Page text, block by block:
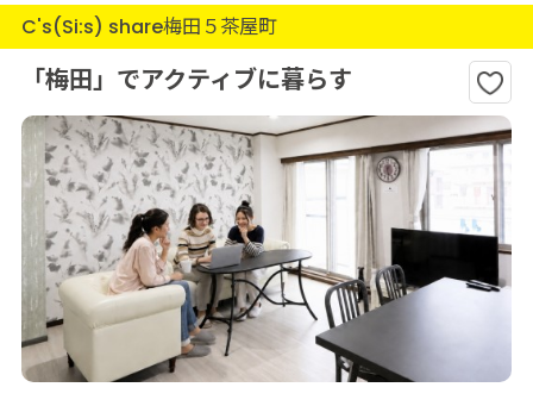
C's(Si:s) share梅田５茶屋町
「梅田」でアクティブに暮らす